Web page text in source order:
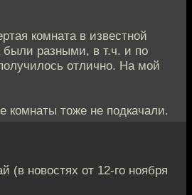
комната в известной
разными, в т.ч. и по
отлично. На мой
тоже не подкачали.
(в новостях от 12-го ноября